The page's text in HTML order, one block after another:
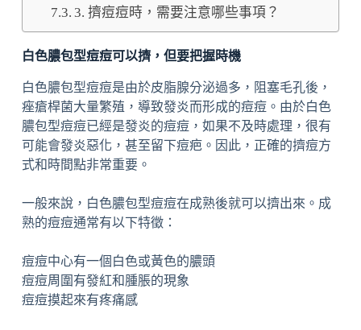
3. 擠痘痘時，需要注意哪些事項？
白色膿包型痘痘可以擠，但要把握時機
白色膿包型痘痘是由於皮脂腺分泌過多，阻塞毛孔後，
痤瘡桿菌大量繁殖，導致發炎而形成的痘痘。由於白色
膿包型痘痘已經是發炎的痘痘，如果不及時處理，很有
可能會發炎惡化，甚至留下痘疤。因此，正確的擠痘方
式和時間點非常重要。
一般來說，白色膿包型痘痘在成熟後就可以擠出來。成
熟的痘痘通常有以下特徵：
痘痘中心有一個白色或黃色的膿頭
痘痘周圍有發紅和腫脹的現象
痘痘摸起來有疼痛感